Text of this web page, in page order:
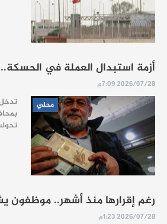
أزمة استبدال العملة في
2026/07/28 7:09م
محلي
رغم إقرارها منذ أشهر.. موظفون
2026/07/28 1:23م